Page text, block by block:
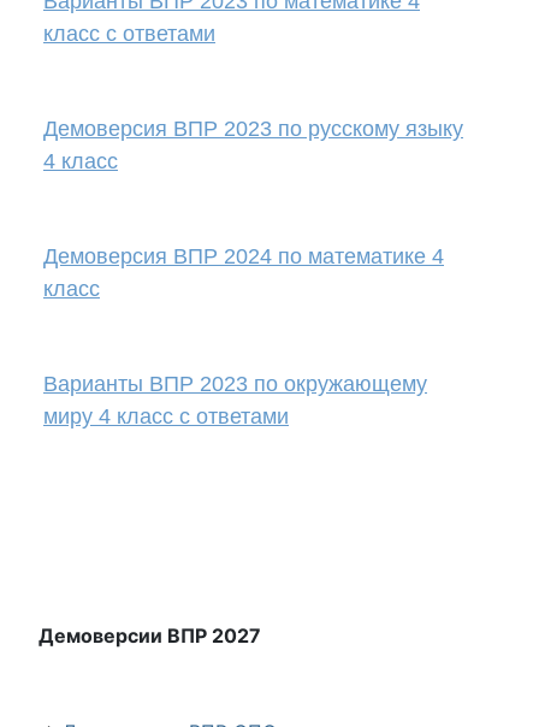
класс с ответами
Демоверсия ВПР 2023 по русскому языку
4 класс
Демоверсия ВПР 2024 по математике 4
класс
Варианты ВПР 2023 по окружающему
миру 4 класс с ответами
Демоверсии ВПР 2027